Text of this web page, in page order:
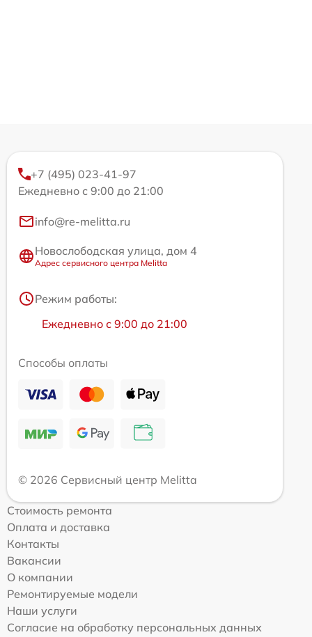
+7 (495) 023-41-97
Ежедневно с 9:00 до 21:00
info@re-melitta.ru
Новослободская улица, дом 4
Адрес сервисного центра Melitta
Режим работы:
Ежедневно с 9:00 до 21:00
Способы оплаты
© 2026 Сервисный центр Melitta
Стоимость ремонта
Оплата и доставка
Контакты
Вакансии
О компании
Ремонтируемые модели
Наши услуги
Согласие на обработку персональных данных